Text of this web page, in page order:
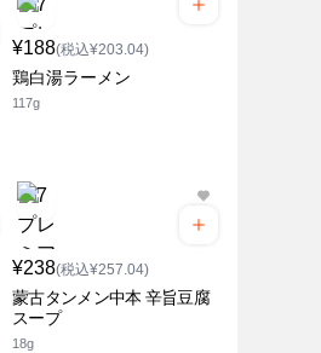
¥188(税込¥203.04)
鶏白湯ラーメン
117g
¥238(税込¥257.04)
蒙古タンメン中本 辛旨豆腐
スープ
18g